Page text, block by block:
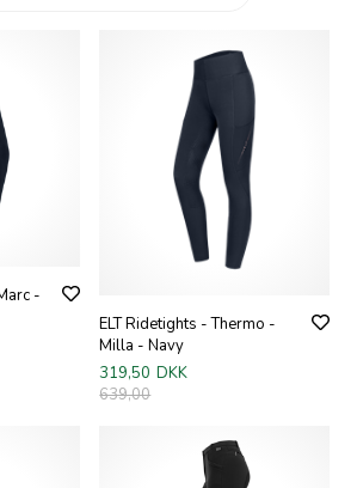
-
ELT Ridetights - Thermo -
Milla - Navy
319,50 DKK
639,00